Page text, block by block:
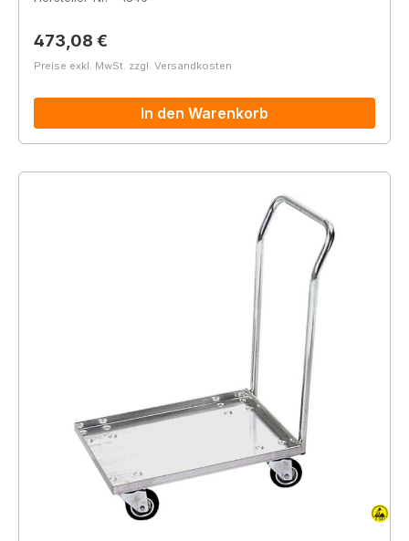
Regulärer Preis:
473,08 €
Preise exkl. MwSt. zzgl. Versandkosten
In den Warenkorb